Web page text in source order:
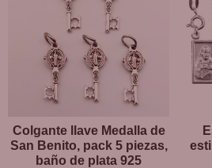
Colgante llave Medalla de
San Benito, pack 5 piezas,
baño de plata 925